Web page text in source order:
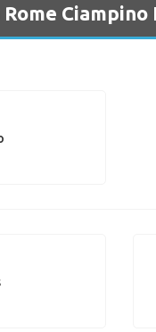
Ciampino